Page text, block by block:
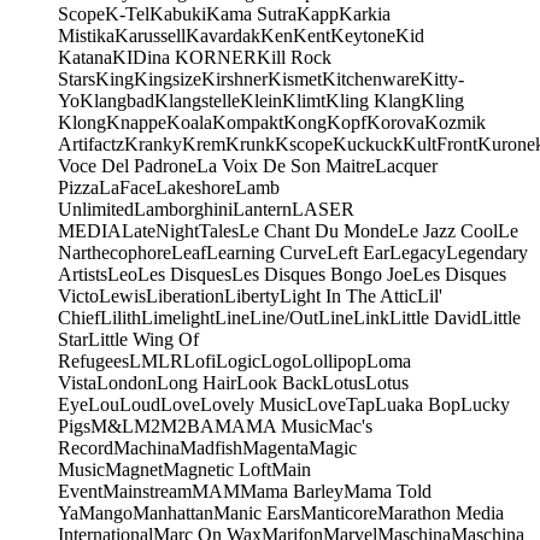
ScopeK-TelKabukiKama SutraKappKarkia
MistikaKarussellKavardakKenKentKeytoneKid
KatanaKIDina KORNERKill Rock
StarsKingKingsizeKirshnerKismetKitchenwareKitty-
YoKlangbadKlangstelleKleinKlimtKling KlangKling
KlongKnappeKoalaKompaktKongKopfKorovaKozmik
ArtifactzKrankyKremKrunkKscopeKuckuckKultFront
Voce Del PadroneLa Voix De Son MaitreLacquer
PizzaLaFaceLakeshoreLamb
UnlimitedLamborghiniLanternLASER
MEDIALateNightTalesLe Chant Du MondeLe Jazz CoolLe
NarthecophoreLeafLearning CurveLeft EarLegacyLegendary
ArtistsLeoLes DisquesLes Disques Bongo JoeLes Disques
VictoLewisLiberationLibertyLight In The AtticLil'
ChiefLilithLimelightLineLine/OutLineLinkLittle DavidLittle
StarLittle Wing Of
RefugeesLMLRLofiLogicLogoLollipopLoma
VistaLondonLong HairLook BackLotusLotus
EyeLouLoudLoveLovely MusicLoveTapLuaka BopLucky
PigsM&LM2M2BAMAMA MusicMac's
RecordMachinaMadfishMagentaMagic
MusicMagnetMagnetic LoftMain
EventMainstreamMAMMama BarleyMama Told
YaMangoManhattanManic EarsManticoreMarathon Media
InternationalMarc On WaxMarifonMarvelMaschinaMaschina